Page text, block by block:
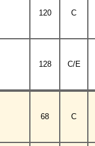
120 C
128 C/E
68 C